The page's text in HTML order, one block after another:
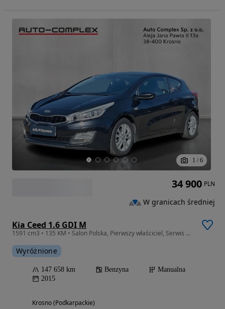
1 / 6
Kia Ceed 1.6 GDI M
1591 cm3 • 135 KM • Salon Polska, Pierwszy właściciel, Serwis ASO
Wyróżnione
147 658 km Benzyna
Manualna
2015
Krosno (Podkarpackie)
34 900 PLN
W granicach średniej